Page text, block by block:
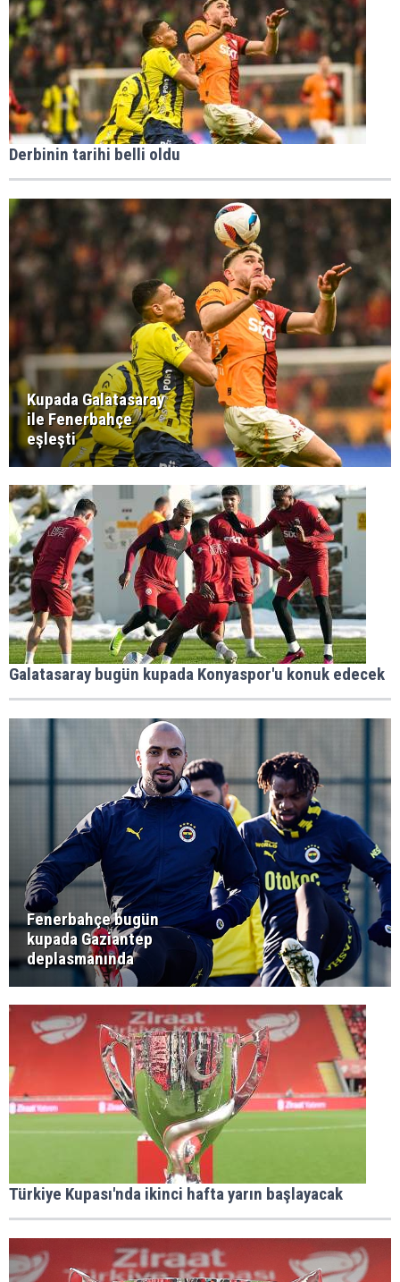
Derbinin tarihi belli oldu
Kupada Galatasaray
ile Fenerbahçe
eşleşti
Galatasaray bugün kupada Konyaspor'u konuk edecek
Fenerbahçe bugün
kupada Gaziantep
deplasmanında
Türkiye Kupası'nda ikinci hafta yarın başlayacak